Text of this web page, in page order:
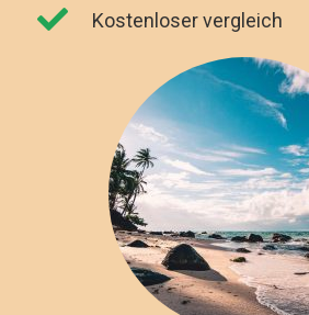
Kostenloser vergleich